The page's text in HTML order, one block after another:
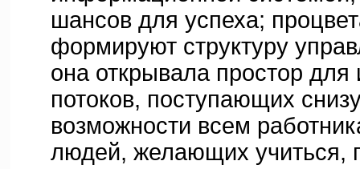
шансов для успеха;
формируют структуру
она открывала простор
потоков, поступающих
возможности всем
людей, желающих учиться,